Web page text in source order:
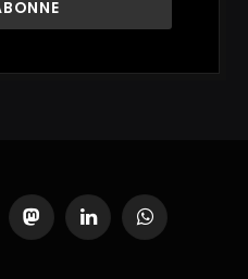
MastodonLinkedInWhatsApp